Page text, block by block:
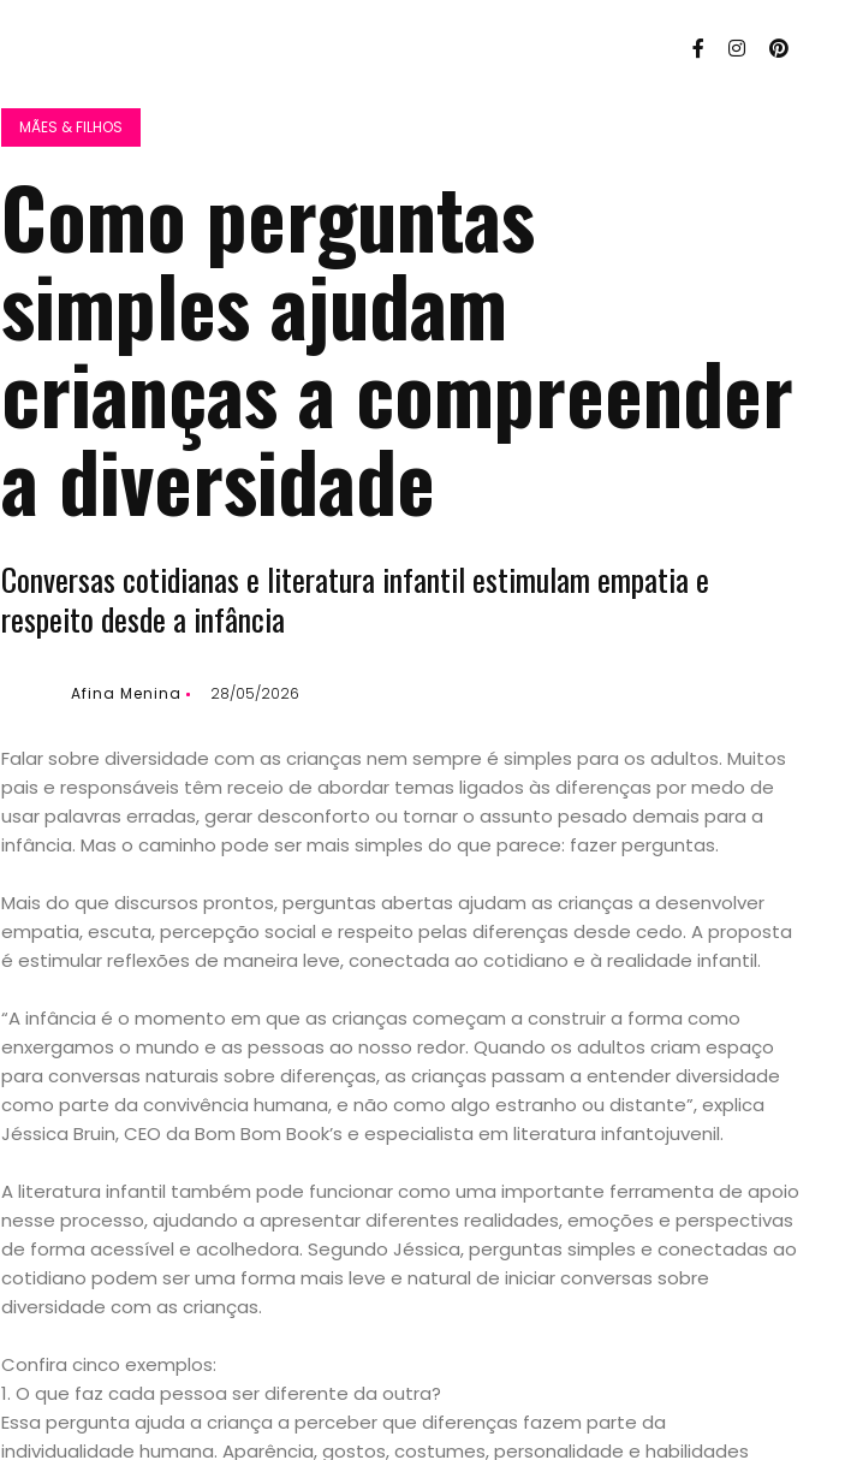
MÃES & FILHOS
Como perguntas
simples ajudam
crianças a compreender
a diversidade
Conversas cotidianas e literatura infantil estimulam empatia e
respeito desde a infância
Afina Menina 28/05/2026
Falar sobre diversidade com as crianças nem sempre é simples para os adultos. Muitos
pais e responsáveis têm receio de abordar temas ligados às diferenças por medo de
usar palavras erradas, gerar desconforto ou tornar o assunto pesado demais para a
infância. Mas o caminho pode ser mais simples do que parece: fazer perguntas.
Mais do que discursos prontos, perguntas abertas ajudam as crianças a desenvolver
empatia, escuta, percepção social e respeito pelas diferenças desde cedo. A proposta
é estimular reflexões de maneira leve, conectada ao cotidiano e à realidade infantil.
“A infância é o momento em que as crianças começam a construir a forma como
enxergamos o mundo e as pessoas ao nosso redor. Quando os adultos criam espaço
para conversas naturais sobre diferenças, as crianças passam a entender diversidade
como parte da convivência humana, e não como algo estranho ou distante”, explica
Jéssica Bruin, CEO da Bom Bom Book’s e especialista em literatura infantojuvenil.
A literatura infantil também pode funcionar como uma importante ferramenta de apoio
nesse processo, ajudando a apresentar diferentes realidades, emoções e perspectivas
de forma acessível e acolhedora. Segundo Jéssica, perguntas simples e conectadas ao
cotidiano podem ser uma forma mais leve e natural de iniciar conversas sobre
diversidade com as crianças.
Confira cinco exemplos:
1. O que faz cada pessoa ser diferente da outra?
Essa pergunta ajuda a criança a perceber que diferenças fazem parte da
individualidade humana. Aparência, gostos, costumes, personalidade e habilidades